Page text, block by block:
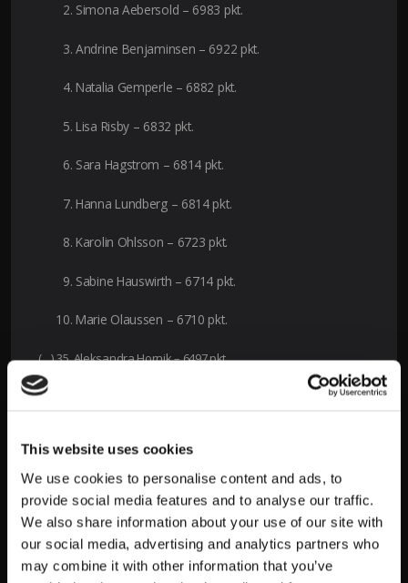
This website uses cookies
We use cookies to personalise content and ads, to
provide social media features and to analyse our traffic.
We also share information about your use of our site with
our social media, advertising and analytics partners who
may combine it with other information that you’ve
Simona Aebersold – 6983 pkt.
Andrine Benjaminsen – 6922 pkt.
Natalia Gemperle – 6882 pkt.
Lisa Risby – 6832 pkt.
Sara Hagstrom – 6814 pkt.
Hanna Lundberg – 6814 pkt.
Karolin Ohlsson – 6723 pkt.
Sabine Hauswirth – 6714 pkt.
Marie Olaussen – 6710 pkt.
(…) 35. Aleksandra Hornik – 6497 pkt.
Typy i zakłady na World Orienteering
World Orienteering Championships – bieg na orientację to
jedno z wydarzeń, które możesz obstawiać w LV BET! Legalny
bukmacher towarzyszy różnego rodzaju rywalizacjom. Możesz
typować biegi przełajowe, biegi górskie czy nocny bieg.
Coroczne zawody to dobra okazja do sprawdzenia swojej
wiedzy. Wejdź do serwisu internetowego lub skorzystaj z
aplikacji mobilnejLV BET. Poznasz tam dostępne wydarzenia,